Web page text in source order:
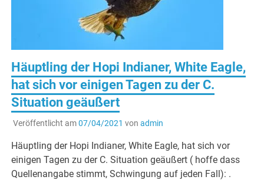
Häuptling der Hopi Indianer, White Eagle,
hat sich vor einigen Tagen zu der C.
Situation geäußert
Veröffentlicht am07/04/2021 von admin
Häuptling der Hopi Indianer, White Eagle, hat sich vor
einigen Tagen zu der C. Situation geäußert ( hoffe dass
Quellenangabe stimmt, Schwingung auf jeden Fall): .